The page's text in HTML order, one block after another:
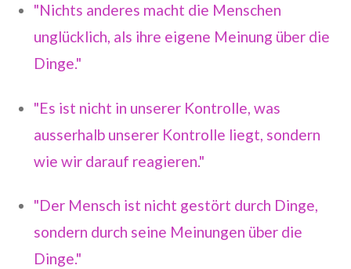
"Nichts anderes macht die Menschen
unglücklich, als ihre eigene Meinung über die
Dinge."
"Es ist nicht in unserer Kontrolle, was
ausserhalb unserer Kontrolle liegt, sondern
wie wir darauf reagieren."
"Der Mensch ist nicht gestört durch Dinge,
sondern durch seine Meinungen über die
Dinge."